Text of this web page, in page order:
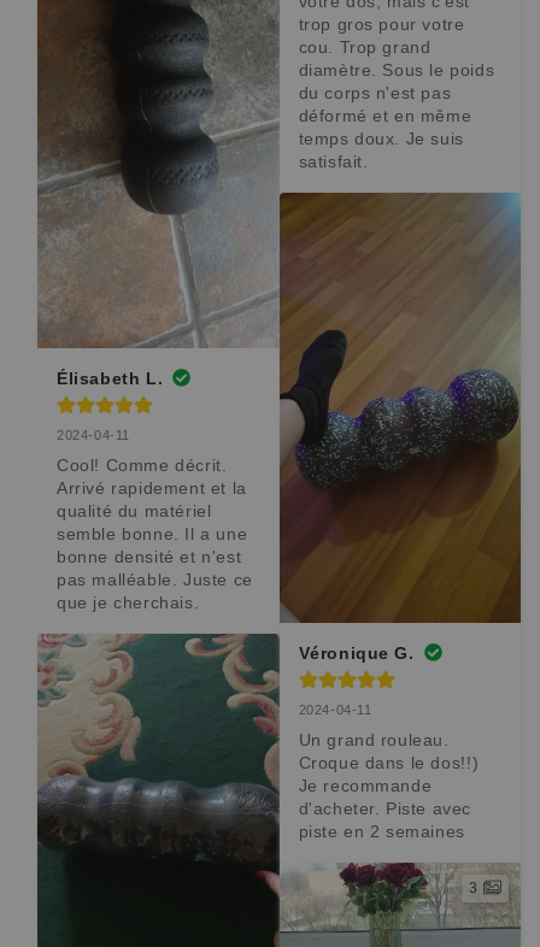
Élisabeth L.
2024-04-11
Cool! Comme décrit.
Arrivé rapidement et la
qualité du matériel
semble bonne. Il a une
bonne densité et n'est
pas malléable. Juste ce
que je cherchais.
trop gros pour votre
cou. Trop grand
diamètre. Sous le poids
du corps n'est pas
déformé et en même
temps doux. Je suis
satisfait.
Véronique G.
2024-04-11
Un grand rouleau.
Croque dans le dos!!)
Je recommande
d'acheter. Piste avec
piste en 2 semaines
3